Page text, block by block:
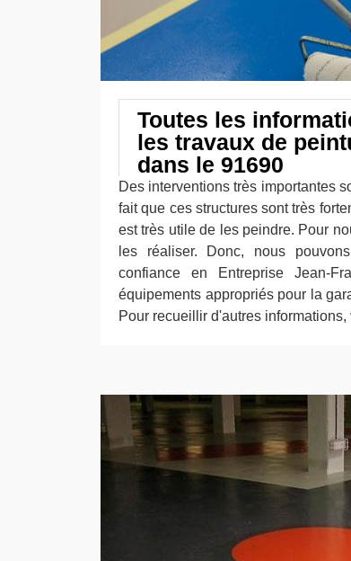
Toutes les
les travaux de
dans le 91690
Des interventions très importantes
fait que ces structures sont très
est très utile de les peindre. Pour
les réaliser. Donc, nous
confiance en Entreprise Jean-
équipements appropriés pour la
Pour recueillir d'autres